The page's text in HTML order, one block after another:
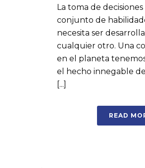
La toma de decisiones
conjunto de
necesita ser
cualquier otro. Una
en el planeta
el hecho innegable
[...]
READ